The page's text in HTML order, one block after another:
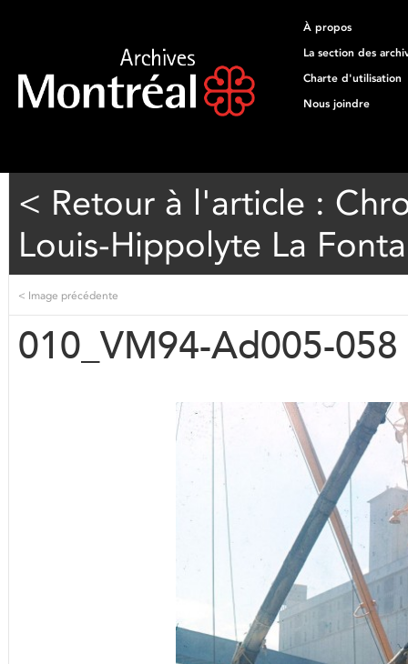
À propos
La section des
Charte d'utilisation
Nous joindre
< Retour à l'article :
Louis-Hippolyte La
< Image précédente
010_VM94-Ad005-058